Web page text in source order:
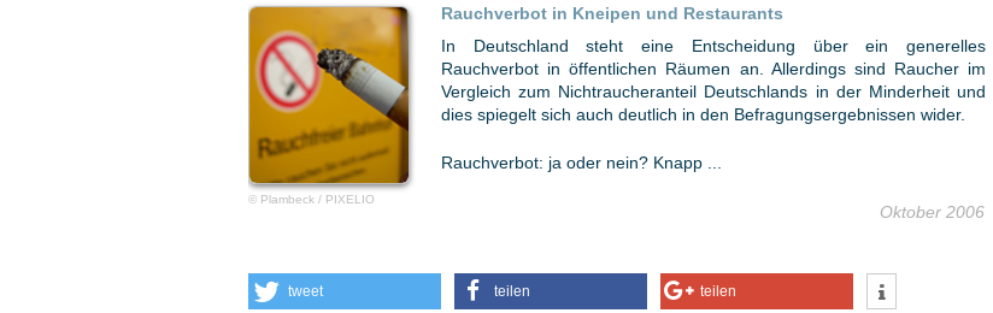
© Plambeck / PIXELIO
Rauchverbot in Kneipen und Restaurants
In Deutschland steht eine Entscheidung über ein generelles
Rauchverbot in öffentlichen Räumen an. Allerdings sind Raucher im
Vergleich zum Nichtraucheranteil Deutschlands in der Minderheit und
dies spiegelt sich auch deutlich in den Befragungsergebnissen wider.
Rauchverbot: ja oder nein? Knapp ...
Oktober 2006
tweet teilen teilen